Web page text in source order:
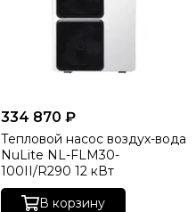
334 870 ₽
Тепловой насос воздух-вода
NuLite NL-FLM30-
100II/R290 12 кВт
В корзину